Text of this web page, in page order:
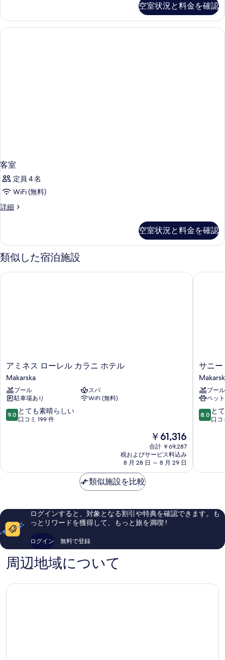
細
空室状況と料金を確認
客室
定員 4 名
WiFi (無料)
詳細
客
細
空室状況と料金を確認
類似した宿泊施設
ア
ミ
ネ
ス
ロ
ー
レ
テ
アミネス ローレル カラニ ホテル
Makarska
プール
スパ
駐車場あり
WiFi (無料)
10
段
も
し
口
コ
199
件
の
口
9.0 とても素晴らしい
口コミ 199 件
現
在
の
料
金
￥61,316
合計 ￥69,287
税およびサービス料込み
8 月 28 日 ～ 8 月 29 日
アミネス ローレル カラニ ホテル
サ
ニ
ー
マ
カ
ル
ス
ラ
サニー
プール
ペッ
10
段
も
コ
ミ
ミ
8.0 と
口コ
サニー
類似施設を比較
ログインすると、対象となる割引や特典を確認できます。も
っとリワードを獲得して、もっと旅を満喫 !
ログイン 無料で登録
周辺地域について